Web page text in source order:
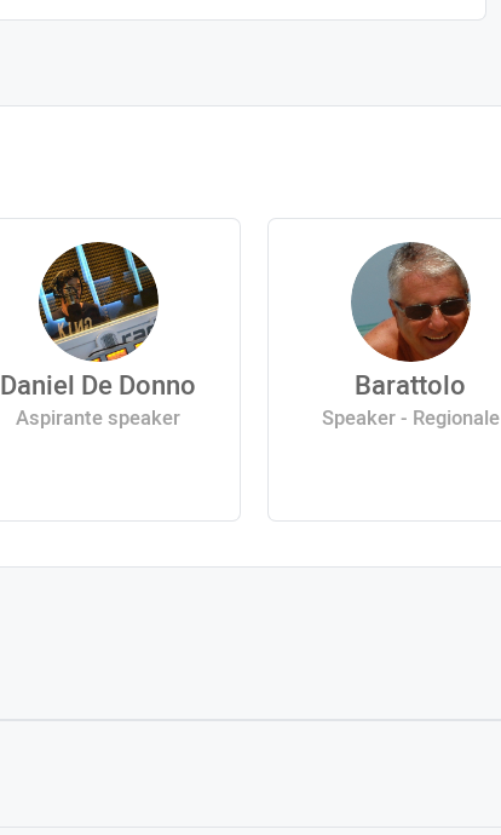
Daniel De Donno
Aspirante speaker
Barattolo
Speaker - Regionale